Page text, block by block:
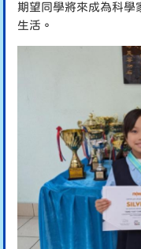
期望同學將來成為科學
生活。